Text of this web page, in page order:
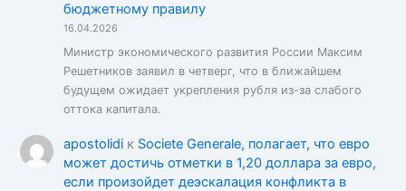
бюджетному правилу
16.04.2026
Министр экономического развития России Максим
Решетников заявил в четверг, что в ближайшем
будущем ожидает укрепления рубля из-за слабого
оттока капитала.
apostolidiк Societe Generale, полагает, что евро
может достичь отметки в 1,20 доллара за евро,
если произойдет деэскалация конфликта в